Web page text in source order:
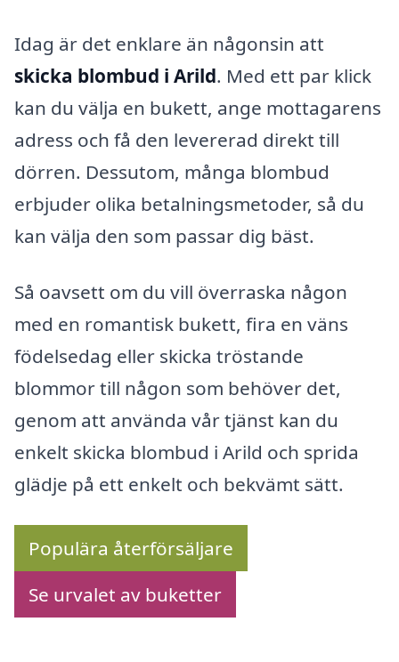
Idag är det enklare än någonsin att
skicka blombud i Arild. Med ett par klick
kan du välja en bukett, ange mottagarens
adress och få den levererad direkt till
dörren. Dessutom, många blombud
erbjuder olika betalningsmetoder, så du
kan välja den som passar dig bäst.
Så oavsett om du vill överraska någon
med en romantisk bukett, fira en väns
födelsedag eller skicka tröstande
blommor till någon som behöver det,
genom att använda vår tjänst kan du
enkelt skicka blombud i Arild och sprida
glädje på ett enkelt och bekvämt sätt.
Populära återförsäljare
Se urvalet av buketter